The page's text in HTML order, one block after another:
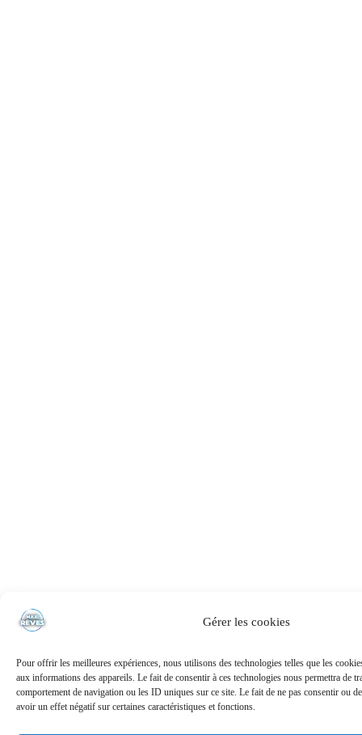
Gérer les cookies
Pour offrir les meilleures expériences, nous utilisons des technologies telles que les
aux informations des appareils. Le fait de consentir à ces technologies nous permettra de
comportement de navigation ou les ID uniques sur ce site. Le fait de ne pas consentir ou
avoir un effet négatif sur certaines caractéristiques et fonctions.